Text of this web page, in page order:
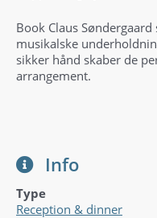
Book Claus
musikalske
sikker hånd skaber de
arrangement.
Info
Type
Reception & dinner